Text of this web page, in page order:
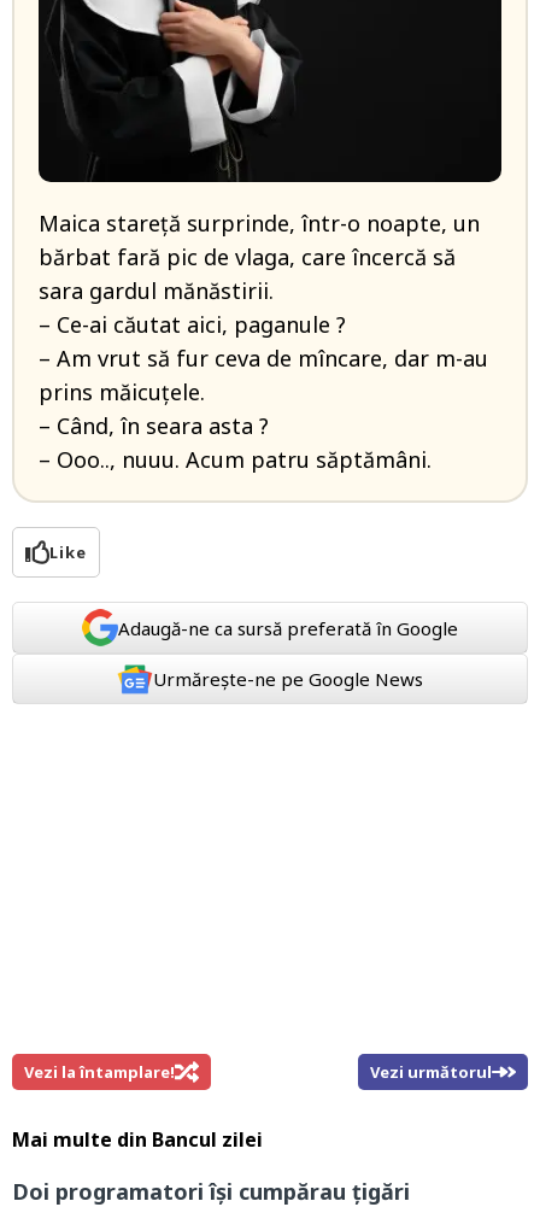
Maica stareță surprinde, într-o noapte, un
bărbat fară pic de vlaga, care încercă să
sara gardul mănăstirii.
– Ce-ai căutat aici, paganule ?
– Am vrut să fur ceva de mîncare, dar m-au
prins măicuțele.
– Când, în seara asta ?
– Ooo.., nuuu. Acum patru săptămâni.
Like
Adaugă-ne ca sursă preferată în Google
Urmărește-ne pe Google News
Vezi la întamplare! Vezi următorul
Mai multe din Bancul zilei
Doi programatori îşi cumpărau ţigări